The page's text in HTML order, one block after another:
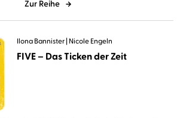
Zur Reihe
Ilona Bannister Nicole Engeln
FIVE – Das Ticken der Zeit